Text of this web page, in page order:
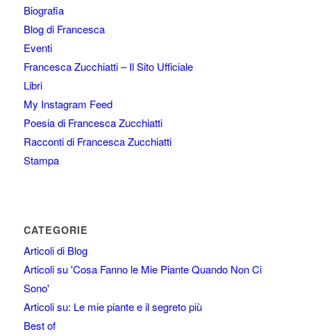
Biografia
Blog di Francesca
Eventi
Francesca Zucchiatti – Il Sito Ufficiale
Libri
My Instagram Feed
Poesia di Francesca Zucchiatti
Racconti di Francesca Zucchiatti
Stampa
CATEGORIE
Articoli di Blog
Articoli su 'Cosa Fanno le Mie Piante Quando Non Ci
Sono'
Articoli su: Le mie piante e il segreto più
Best of